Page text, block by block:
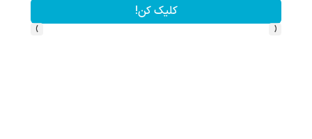
کلیک کن!
‹
›